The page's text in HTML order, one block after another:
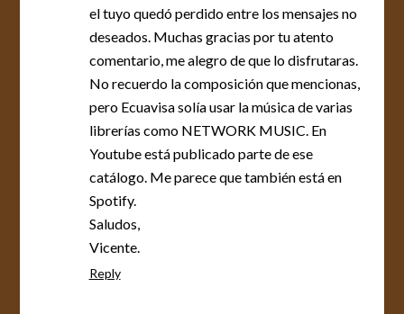
el tuyo quedó perdido entre los mensajes no
deseados. Muchas gracias por tu atento
comentario, me alegro de que lo disfrutaras.
No recuerdo la composición que mencionas,
pero Ecuavisa solía usar la música de varias
librerías como NETWORK MUSIC. En
Youtube está publicado parte de ese
catálogo. Me parece que también está en
Spotify.
Saludos,
Vicente.
Reply